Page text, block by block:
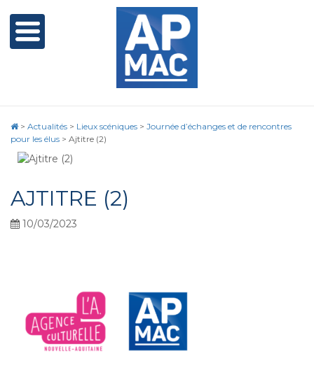
> Actualités > Lieux scéniques > Journée d’échanges et de rencontres
pour les élus > Ajtitre (2)
AJTITRE (2)
10/03/2023